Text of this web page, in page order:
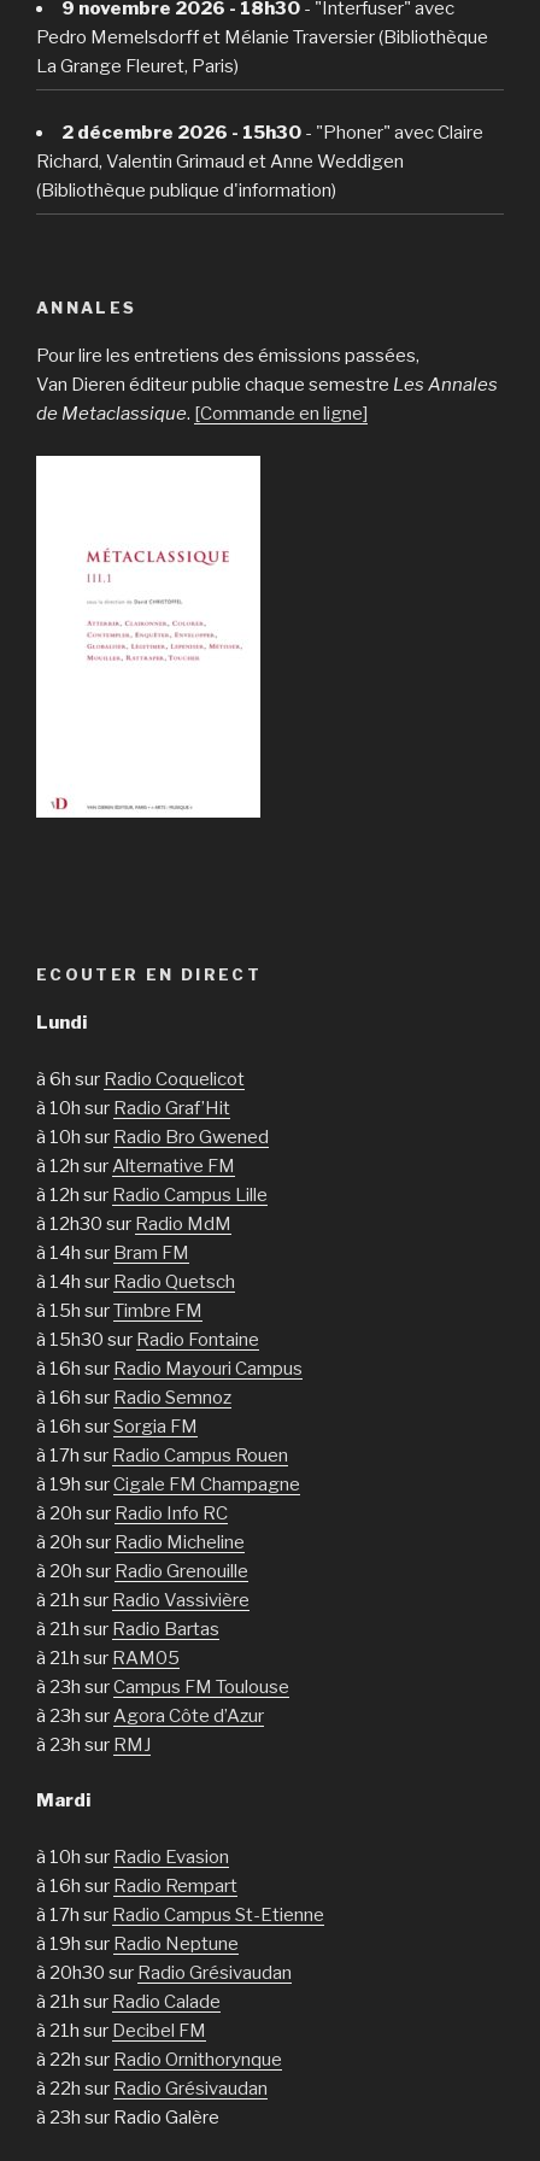
9 novembre 2026 - 18h30 - "Interfuser" avec
Pedro Memelsdorff et Mélanie Traversier (Bibliothèque
La Grange Fleuret, Paris)
2 décembre 2026 - 15h30 - "Phoner" avec Claire
Richard, Valentin Grimaud et Anne Weddigen
(Bibliothèque publique d'information)
ANNALES
Pour lire les entretiens des émissions passées,
Van Dieren éditeur publie chaque semestre Les Annales
de Metaclassique. [Commande en ligne]
ECOUTER EN DIRECT
Lundi
à 6h sur Radio Coquelicot
à 10h sur Radio Graf’Hit
à 10h sur Radio Bro Gwened
à 12h surAlternative FM
à 12h sur Radio Campus Lille
à 12h30 sur Radio MdM
à 14h sur Bram FM
à 14h sur Radio Quetsch
à 15h surTimbre FM
à 15h30 sur Radio Fontaine
à 16h sur Radio Mayouri Campus
à 16h sur Radio Semnoz
à 16h surSorgia FM
à 17h sur Radio Campus Rouen
à 19h surCigale FM Champagne
à 20h sur Radio Info RC
à 20h sur Radio Micheline
à 20h sur Radio Grenouille
à 21h sur Radio Vassivière
à 21h sur Radio Bartas
à 21h sur RAM05
à 23h surCampus FM Toulouse
à 23h surAgora Côte d’Azur
à 23h sur RMJ
Mardi
à 10h sur Radio Evasion
à 16h sur Radio Rempart
à 17h sur Radio Campus St-Etienne
à 19h sur Radio Neptune
à 20h30 sur Radio Grésivaudan
à 21h sur Radio Calade
à 21h sur Decibel FM
à 22h sur Radio Ornithorynque
à 22h sur Radio Grésivaudan
à 23h sur Radio Galère